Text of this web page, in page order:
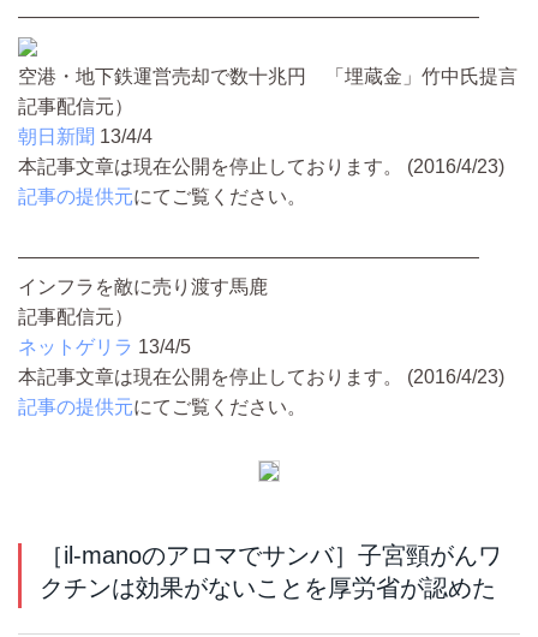
————————————————————————
空港・地下鉄運営売却で数十兆円 「埋蔵金」竹中氏提言
記事配信元）
朝日新聞 13/4/4
本記事文章は現在公開を停止しております。 (2016/4/23)
記事の提供元にてご覧ください。
————————————————————————
インフラを敵に売り渡す馬鹿
記事配信元）
ネットゲリラ 13/4/5
本記事文章は現在公開を停止しております。 (2016/4/23)
記事の提供元にてご覧ください。
［il-manoのアロマでサンバ］子宮頸がんワ
クチンは効果がないことを厚労省が認めた